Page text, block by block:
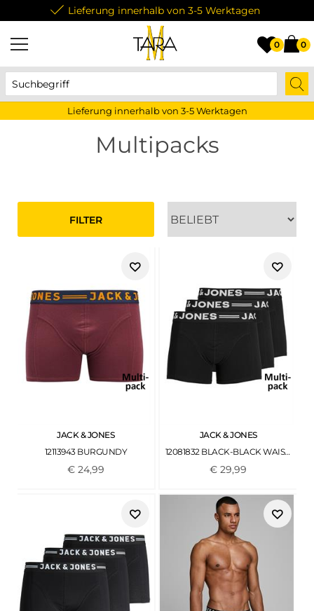
Lieferung innerhalb von 3-5 Werktagen
0 0
Lieferung innerhalb von 3-5 Werktagen
Multipacks
FILTER
JACK & JONES
12113943 BURGUNDY
€ 24,99
JACK & JONES
12081832 BLACK-BLACK WAISTBAND
€29,99